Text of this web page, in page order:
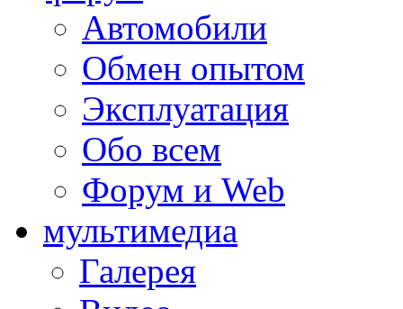
Автомобили
Обмен опытом
Эксплуатация
Обо всем
Форум и Web
мультимедиа
Галерея